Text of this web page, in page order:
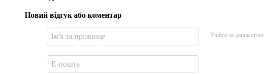
Новий відгук або коментар
Увійти за допомогою